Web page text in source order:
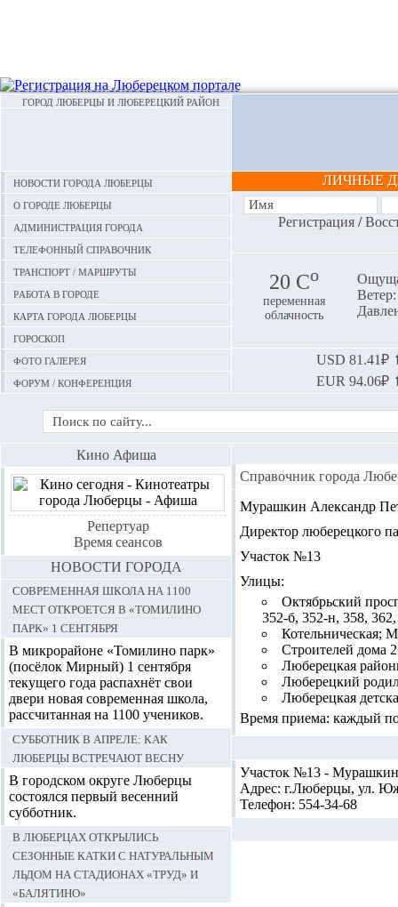
ГОРОД ЛЮБЕРЦЫ И ЛЮБЕРЕЦКИЙ РАЙОН
Новости города Люберцы
О городе Люберцы
Администрация города
Телефонный справочник
Транспорт / маршруты
Работа в городе
Карта города Люберцы
Гороскоп
Фото галерея
Форум / конференция
ЛИЧНЫЕ
Регистрация/
20 Сo
переменная
облачность
USD 81.41₽
EUR 94.06₽
Справочник города
Мурашкин Александр
Директор люберецкого
Участок №13
Улицы:
Октябрьский
352-б, 352-н, 358,
Котельническая;
Строителей дома
Люберецкая
Люберецкий
Люберецкая
Время приема: каждый
Участок №13 -
Адрес: г.Люберцы, ул.
Телефон: 554-34-68
Кино Афиша
Репертуар
Время сеансов
НОВОСТИ ГОРОДА
Современная школа на 1100
мест откроется в «Томилино
парк» 1 сентября
В микрорайоне «Томилино парк»
(посёлок Мирный) 1 сентября
текущего года распахнёт свои
двери новая современная школа,
рассчитанная на 1100 учеников.
Субботник в апреле: как
Люберцы встречают весну
В городском округе Люберцы
состоялся первый весенний
субботник.
В Люберцах открылись
сезонные катки с натуральным
льдом на стадионах «Труд» и
«Балятино»